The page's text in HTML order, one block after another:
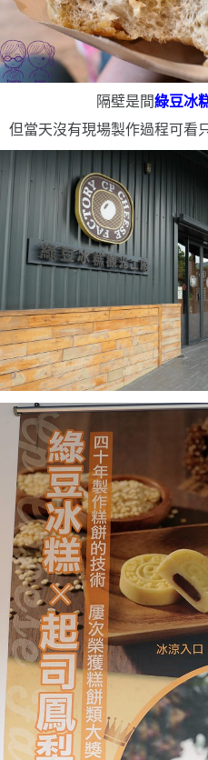
隔壁是間綠豆冰
但當天沒有現場製作過程可看